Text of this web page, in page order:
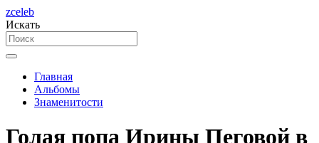
zceleb
Искать
Главная
Альбомы
Знаменитости
Голая попа Ирины Пеговой в